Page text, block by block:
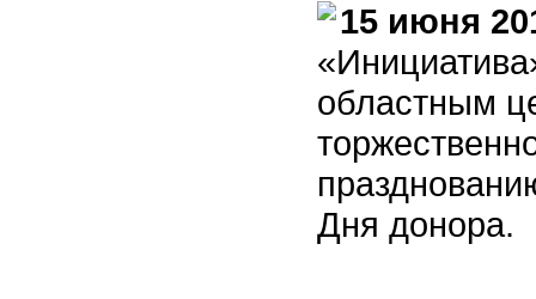
15 июня
областным
Дня донора.